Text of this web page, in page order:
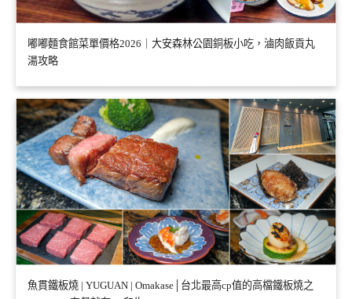
嘟嘟麵食館菜單價格2026｜大安森林公園銅板小吃，滷肉飯貢丸
湯攻略
魚貫鐵板燒 | YUGUAN | Omakase│台北最高cp值的高檔鐵板燒之